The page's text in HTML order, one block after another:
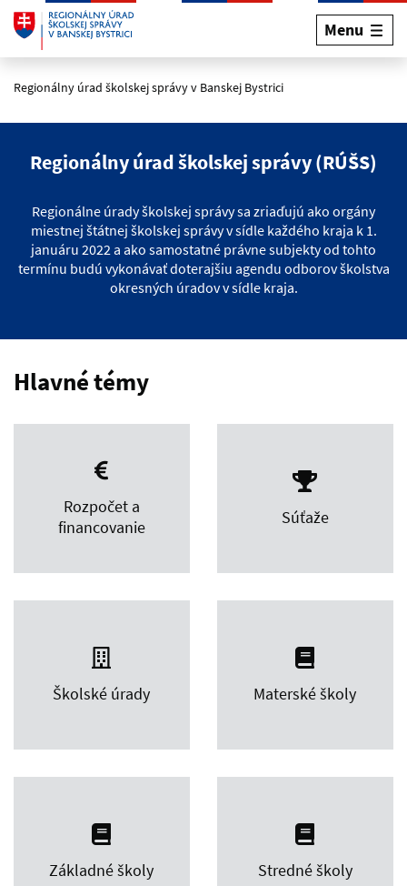
Preskočiť na hlavný obsah
Menu
Regionálny úrad školskej správy v Banskej Bystrici
Regionálny úrad školskej správy (RÚŠS)
Regionálne úrady školskej správy sa zriaďujú ako orgány
miestnej štátnej školskej správy v sídle každého kraja k 1.
januáru 2022 a ako samostatné právne subjekty od tohto
termínu budú vykonávať doterajšiu agendu odborov školstva
okresných úradov v sídle kraja.
Hlavné témy
Rozpočet a
financovanie
Súťaže
Školské úrady Materské školy
Základné školy Stredné školy